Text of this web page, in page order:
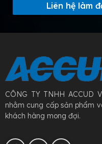
Liên hệ làm
CÔNG TY TNHH ACCUD
nhằm cung cấp sản phẩm
khách hàng mong đợi.